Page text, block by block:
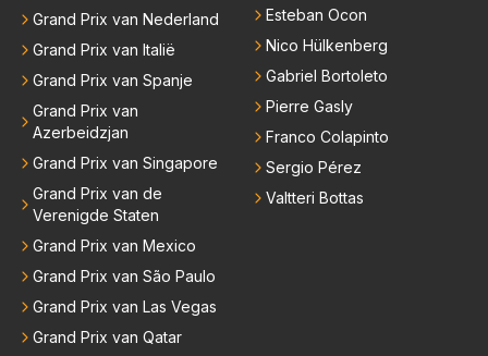
Grand Prix van Nederland
Grand Prix van Italië
Grand Prix van Spanje
Grand Prix van
Azerbeidzjan
Grand Prix van Singapore
Grand Prix van de
Verenigde Staten
Grand Prix van Mexico
Grand Prix van São Paulo
Grand Prix van Las Vegas
Grand Prix van Qatar
Esteban Ocon
Nico Hülkenberg
Gabriel Bortoleto
Pierre Gasly
Franco Colapinto
Sergio Pérez
Valtteri Bottas